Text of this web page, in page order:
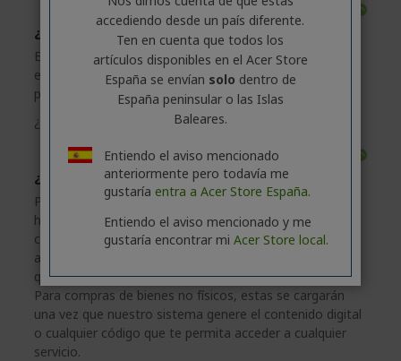
Volver arriba
¿Por qué se ha rechazado mi tarjeta de crédito?
En caso de que no podamos completar el pago, ponte
en contacto con tu banco o prueba otro método de
pago.
¿Más preguntas?
Volver a la página de ayuda principal
Volver arriba
¿Cuándo se cargará mi tarjeta de crédito?
Para compras de productos físicos, no se cargarán
hasta que el producto se haya enviado. Esto incluye
cualquier producto reservado o pendiente. Si los
artículos se envían por separado, se cargará cada vez
que se envía un producto.
Para compras de bienes no físicos, estas se cargarán
una vez que nuestro sistema genere el contenido digital
o cualquier código que te permita acceder a cualquier
servicio.
accediendo desde un país diferente.
Ten en cuenta que todos los
artículos disponibles en el Acer Store
España se envían solo dentro de
España peninsular o las Islas
Baleares.
Entiendo el aviso mencionado
anteriormente pero todavía me
gustaría entra a Acer Store España.
Entiendo el aviso mencionado y me
gustaría encontrar mi Acer Store local.